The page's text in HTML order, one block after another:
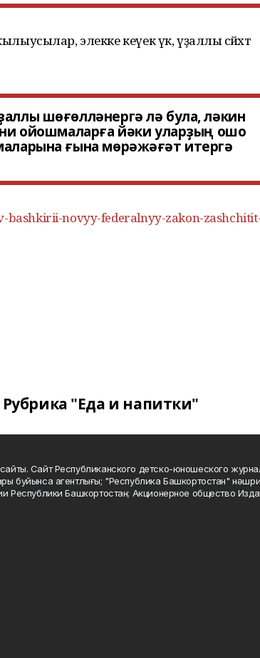
элекке кеүек үк, үҙаллы сәйәхәт
шөғөлләнергә лә була, ләкин
ойошмаларға йәки уларҙың ошо
ғына мөрәжәғәт итергә
bashkirii-novyy-federalnyy-zakon-
Рубрика "Еда и напитки"
Сайт Республиканского детско-юношеского
буйынса агентлығы; "Республика Башкортостан"
Республики Башкортостан; Акционерное общество